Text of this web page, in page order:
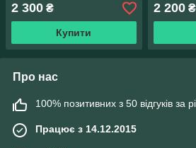
2 300 ₴
Купити
2 200₴
Про нас
100% позитивних з 50 відгуків за
Працює з 14.12.2015